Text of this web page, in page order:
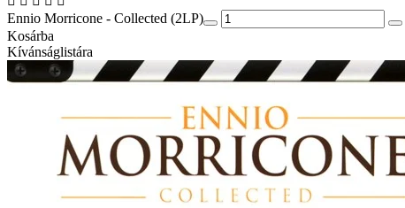
Ennio Morricone - Collected (2LP)
Kosárba
Kívánságlistára